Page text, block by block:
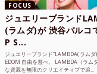
FOCUS
ジュエリーブランド
(ラムダ)が 渋谷パルコ
P S...
ジュエリーブランド“LAMBDA( ラムダ
EDOM 自由を遊べ。 LAMBDA（ラム
な資源を無限のクリエイティブで追...